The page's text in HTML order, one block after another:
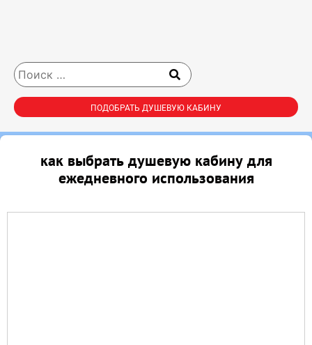
ПОДОБРАТЬ ДУШЕВУЮ КАБИНУ
как выбрать душевую кабину для
ежедневного использования